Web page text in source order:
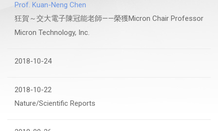
Prof. Kuan-Neng Chen
狂賀～交大電子陳冠能老師——榮獲Micron Chair Professor
Micron Technology, Inc.
2018-10-24
2018-10-22
Nature/Scientific Reports